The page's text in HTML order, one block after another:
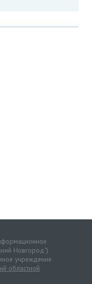
Новгород")
учреждение
областной